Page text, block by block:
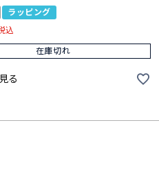
ラッピング
込
在庫切れ
る